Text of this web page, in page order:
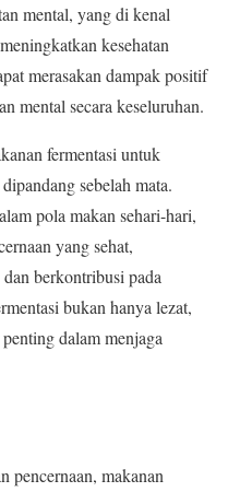
mental, yang di kenal
kesehatan
merasakan dampak positif
mental secara keseluruhan.
fermentasi untuk
sebelah mata.
pola makan sehari-hari,
yang sehat,
berkontribusi pada
bukan hanya lezat,
dalam menjaga
pencernaan, makanan